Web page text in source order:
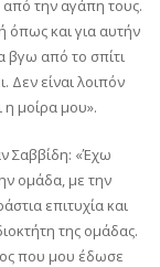
την αγάπη τους.
και για αυτήν
βγω από το σπίτι
Δεν είναι λοιπόν
η μοίρα μου».
Σαββίδη: «Έχω
ομάδα, με την
επιτυχία και
της ομάδας.
που μου έδωσε